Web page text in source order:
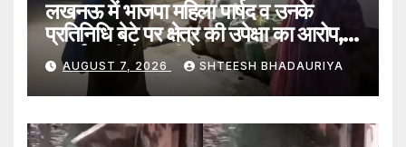
लखनऊ में भाजपा महिला पार्षद व उनके
प्रतिनिधि बेटे पर क्षेत्र की उपेक्षा का आरोप,
प्रदर्शन की चेतावनी
AUGUST 7, 2026 SHTEESH BHADAURIYA